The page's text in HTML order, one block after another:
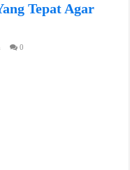
Tepat Agar
0